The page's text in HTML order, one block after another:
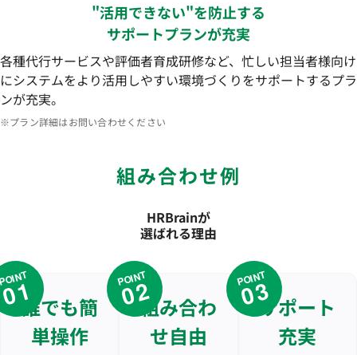
"活用できない"を防止する
サポートプランが充実
各種代行サービスや評価者育成研修など、忙しい担当者様向け
にシステムをより活用しやすい環境づくりをサポートするプラ
ンが充実。
※プラン詳細はお問い合わせください
組み合わせ例
HRBrainが
選ばれる理由
誰でも簡
単操作
POINT
02組み合わ
せ自由
POINT
03サポート
充実